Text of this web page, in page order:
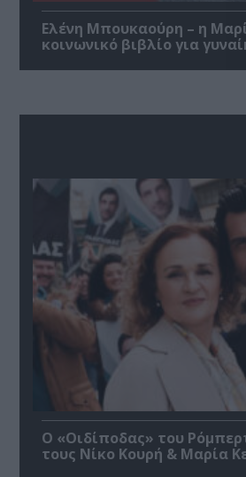
Ελένη Μπουκαούρη – η
κοινωνικό βιβλίο για
O «Οιδίποδας» του
τους Νίκο Κουρή & Μαρία